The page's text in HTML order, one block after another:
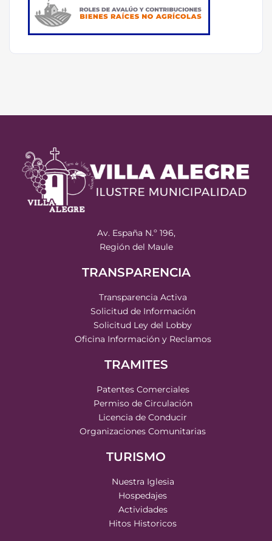
Av. España N.º 196,
Región del Maule
TRANSPARENCIA
Transparencia Activa
Solicitud de Información
Solicitud Ley del Lobby
Oficina Información y Reclamos
TRAMITES
Patentes Comerciales
Permiso de Circulación
Licencia de Conducir
Organizaciones Comunitarias
TURISMO
Nuestra Iglesia
Hospedajes
Actividades
Hitos Historicos